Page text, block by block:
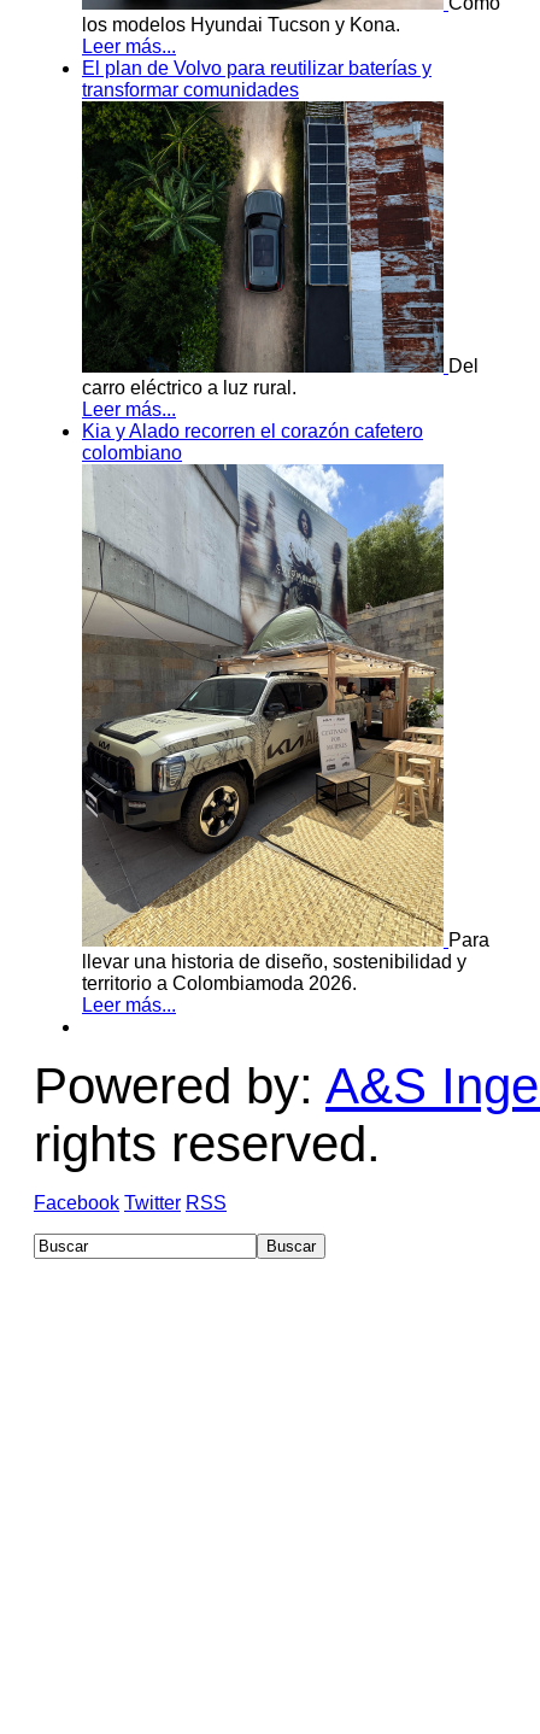
los modelos Hyundai Tucson y Kona.
Leer más...
El plan de Volvo para reutilizar baterías y
transformar comunidades
Del
carro eléctrico a luz rural.
Leer más...
Kia y Alado recorren el corazón cafetero
colombiano
Para
llevar una historia de diseño, sostenibilidad y
territorio a Colombiamoda 2026.
Leer más...
Powered by: A&S
rights reserved.
Facebook Twitter RSS